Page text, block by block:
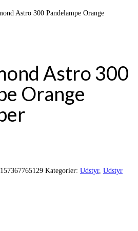
Astro 300 Pandelampe Orange
Astro 300
Orange
Kategorier: Udstyr, Udstyr